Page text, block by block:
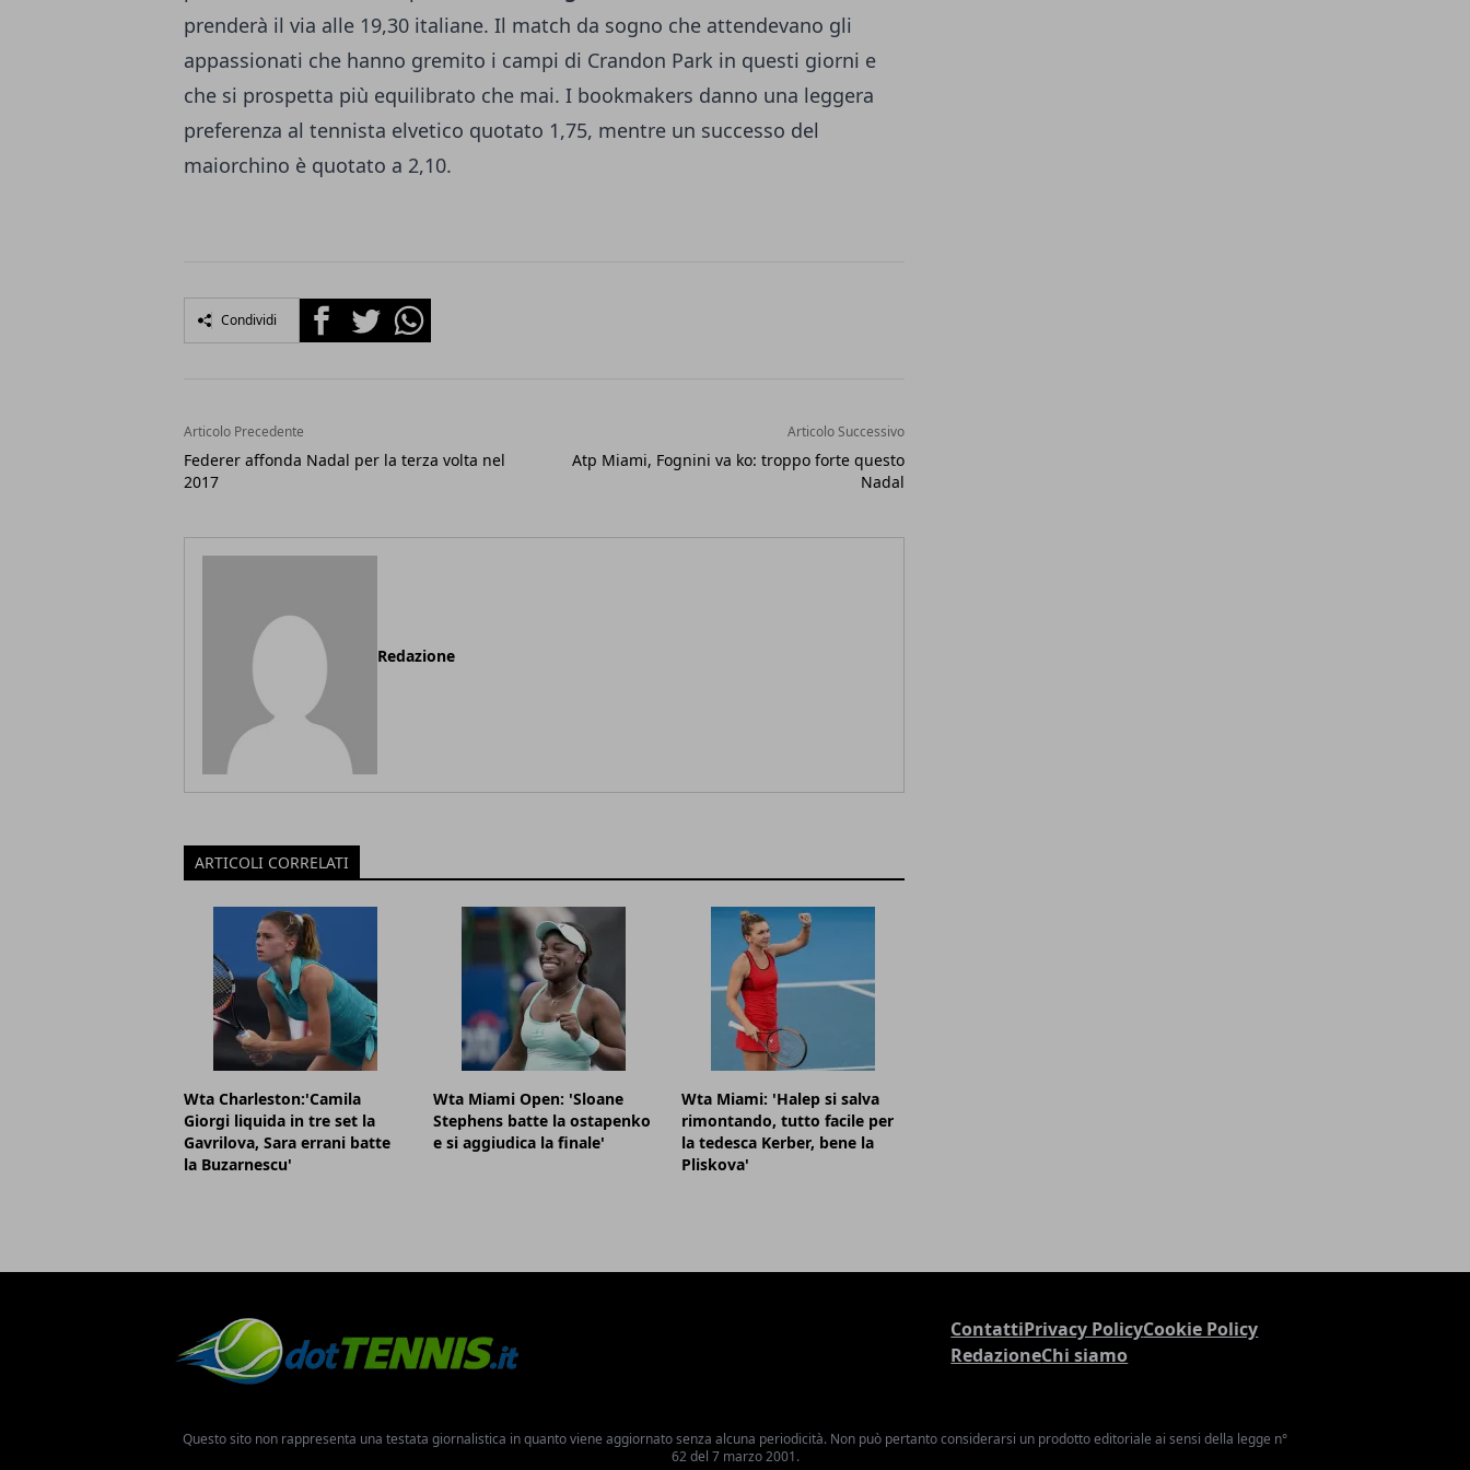
prenderà il via alle 19,30 italiane. Il match da sogno che attendevano gli
appassionati che hanno gremito i campi di Crandon Park in questi giorni e
che si prospetta più equilibrato che mai. I bookmakers danno una leggera
preferenza al tennista elvetico quotato 1,75, mentre un successo del
maiorchino è quotato a 2,10.
Condividi FacebookTwitterWhatsapp
Articolo Precedente
Federer affonda Nadal per la terza volta nel
2017
Articolo Successivo
Atp Miami, Fognini va ko: troppo forte questo
Nadal
Redazione
ARTICOLI CORRELATI
Wta Charleston:'Camila
Giorgi liquida in tre set la
Gavrilova, Sara errani batte
la Buzarnescu'
Wta Miami Open: 'Sloane
Stephens batte la ostapenko
e si aggiudica la finale'
Wta Miami: 'Halep si salva
rimontando, tutto facile per
la tedesca Kerber, bene la
Pliskova'
ContattiPrivacy PolicyCookie Policy
RedazioneChi siamo
Questo sito non rappresenta una testata giornalistica in quanto viene aggiornato senza alcuna periodicità. Non può pertanto considerarsi un prodotto editoriale ai sensi della legge n°
62 del 7 marzo 2001.